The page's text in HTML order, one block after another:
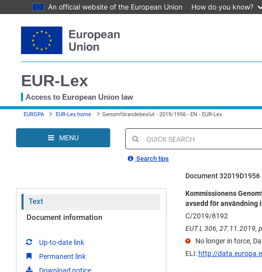
An official website of the European Union How do you know?
to
content
EUR-Lex
Access to European Union law
You
here
EUROPA EUR-Lex home Genomförandebeslut - 2019/1956 - EN - EUR-Lex
MENU
Quick
search
Search tips
Document 32019D1956
Text
Document information
Up-to-date link
Permanent link
Download notice
Kommissionens
avsedd för användning
C/2019/8192
EUT L 306, 27.11.2019,
No longer in force,
ELI: http://